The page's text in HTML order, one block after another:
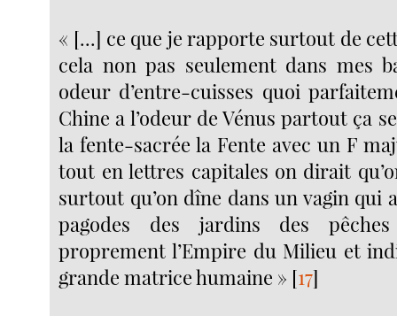
« [...] ce que je rapporte surtout de
cela non pas seulement dans mes
odeur d’entre-cuisses quoi
Chine a l’odeur de Vénus partout ça
la fente-sacrée la Fente avec un F
tout en lettres capitales on dirait
surtout qu’on dîne dans un vagin qui
pagodes des jardins des
proprement l’Empire du Milieu et
grande matrice humaine » [17]